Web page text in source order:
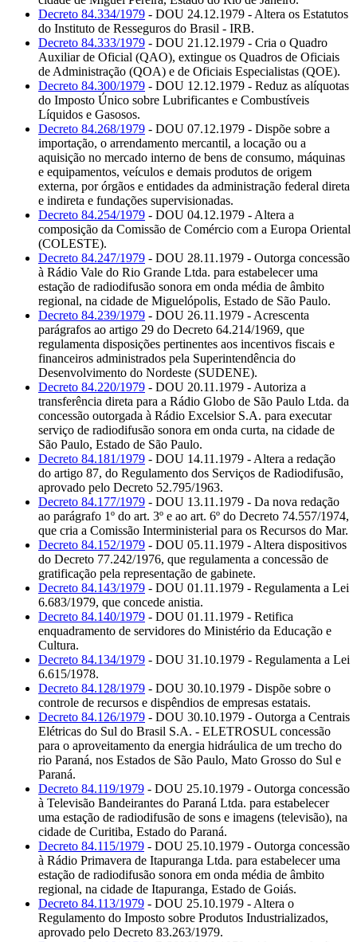
Decreto 84.334/1979 - DOU 24.12.1979 - Altera os Estatutos
do Instituto de Resseguros do Brasil - IRB.
Decreto 84.333/1979 - DOU 21.12.1979 - Cria o Quadro
Auxiliar de Oficial (QAO), extingue os Quadros de Oficiais
de Administração (QOA) e de Oficiais Especialistas (QOE).
Decreto 84.300/1979 - DOU 12.12.1979 - Reduz as alíquotas
do Imposto Único sobre Lubrificantes e Combustíveis
Líquidos e Gasosos.
Decreto 84.268/1979 - DOU 07.12.1979 - Dispõe sobre a
importação, o arrendamento mercantil, a locação ou a
aquisição no mercado interno de bens de consumo, máquinas
e equipamentos, veículos e demais produtos de origem
externa, por órgãos e entidades da administração federal direta
e indireta e fundações supervisionadas.
Decreto 84.254/1979 - DOU 04.12.1979 - Altera a
composição da Comissão de Comércio com a Europa Oriental
(COLESTE).
Decreto 84.247/1979 - DOU 28.11.1979 - Outorga concessão
à Rádio Vale do Rio Grande Ltda. para estabelecer uma
estação de radiodifusão sonora em onda média de âmbito
regional, na cidade de Miguelópolis, Estado de São Paulo.
Decreto 84.239/1979 - DOU 26.11.1979 - Acrescenta
parágrafos ao artigo 29 do Decreto 64.214/1969, que
regulamenta disposições pertinentes aos incentivos fiscais e
financeiros administrados pela Superintendência do
Desenvolvimento do Nordeste (SUDENE).
Decreto 84.220/1979 - DOU 20.11.1979 - Autoriza a
transferência direta para a Rádio Globo de São Paulo Ltda. da
concessão outorgada à Rádio Excelsior S.A. para executar
serviço de radiodifusão sonora em onda curta, na cidade de
São Paulo, Estado de São Paulo.
Decreto 84.181/1979 - DOU 14.11.1979 - Altera a redação
do artigo 87, do Regulamento dos Serviços de Radiodifusão,
aprovado pelo Decreto 52.795/1963.
Decreto 84.177/1979 - DOU 13.11.1979 - Da nova redação
ao parágrafo 1º do art. 3º e ao art. 6º do Decreto 74.557/1974,
que cria a Comissão Interministerial para os Recursos do Mar.
Decreto 84.152/1979 - DOU 05.11.1979 - Altera dispositivos
do Decreto 77.242/1976, que regulamenta a concessão de
gratificação pela representação de gabinete.
Decreto 84.143/1979 - DOU 01.11.1979 - Regulamenta a Lei
6.683/1979, que concede anistia.
Decreto 84.140/1979 - DOU 01.11.1979 - Retifica
enquadramento de servidores do Ministério da Educação e
Cultura.
Decreto 84.134/1979 - DOU 31.10.1979 - Regulamenta a Lei
6.615/1978.
Decreto 84.128/1979 - DOU 30.10.1979 - Dispõe sobre o
controle de recursos e dispêndios de empresas estatais.
Decreto 84.126/1979 - DOU 30.10.1979 - Outorga a Centrais
Elétricas do Sul do Brasil S.A. - ELETROSUL concessão
para o aproveitamento da energia hidráulica de um trecho do
rio Paraná, nos Estados de São Paulo, Mato Grosso do Sul e
Paraná.
Decreto 84.119/1979 - DOU 25.10.1979 - Outorga concessão
à Televisão Bandeirantes do Paraná Ltda. para estabelecer
uma estação de radiodifusão de sons e imagens (televisão), na
cidade de Curitiba, Estado do Paraná.
Decreto 84.115/1979 - DOU 25.10.1979 - Outorga concessão
à Rádio Primavera de Itapuranga Ltda. para estabelecer uma
estação de radiodifusão sonora em onda média de âmbito
regional, na cidade de Itapuranga, Estado de Goiás.
Decreto 84.113/1979 - DOU 25.10.1979 - Altera o
Regulamento do Imposto sobre Produtos Industrializados,
aprovado pelo Decreto 83.263/1979.